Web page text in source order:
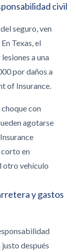
civil
seguro, ven
Texas, el
a una
por daños a
of Insurance.
con
agotarse
corto en
otro vehículo
y gastos
después